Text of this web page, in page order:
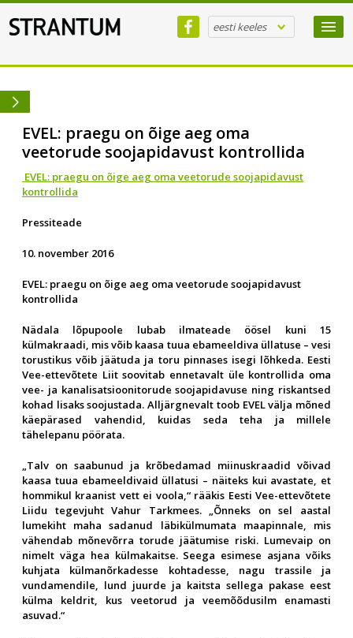
eesti keeles
EVEL: praegu on õige aeg oma
veetorude soojapidavust kontrollida
EVEL: praegu on õige aeg oma veetorude soojapidavust
kontrollida
Pressiteade
10. november 2016
EVEL: praegu on õige aeg oma veetorude soojapidavust
kontrollida
Nädala lõpupoole lubab ilmateade öösel kuni 15
külmakraadi, mis võib kaasa tuua ebameeldiva üllatuse – vesi
torustikus võib jäätuda ja toru pinnases isegi lõhkeda. Eesti
Vee-ettevõtete Liit soovitab ennetavalt üle kontrollida oma
vee- ja kanalisatsioonitorude soojapidavuse ning riskantsed
kohad lisaks soojustada. Alljärgnevalt toob EVEL välja mõned
käepärased vahendid, kuidas seda teha ja millele
tähelepanu pöörata.
„Talv on saabunud ja krõbedamad miinuskraadid võivad
kaasa tuua ebameeldivaid üllatusi – näiteks kui avastate, et
hommikul kraanist vett ei voola,“ rääkis Eesti Vee-ettevõtete
Liidu tegevjuht Vahur Tarkmees. „Õnneks on sel aastal
lumekiht maha sadanud läbikülmumata maapinnale, mis
vähendab mõnevõrra torude jäätumise riski. Lumevaip on
nimelt väga hea külmakaitse. Seega esimese asjana võiks
kuhjata külmanõrkadesse kohtadesse, nagu trassile ja
vundamendile, lund juurde ja kaitsta sellega pakase eest
külma keldrit, kus veetorud ja veemõõdusilm enamasti
asuvad.“